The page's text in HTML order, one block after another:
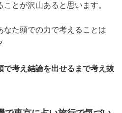
とが沢山あると思います。
なた頭での力で考えることは
で考え結論を出せるまで考え抜